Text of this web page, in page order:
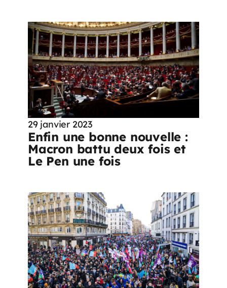
29 janvier 2023
Enfin une bonne nouvelle :
Macron battu deux fois et
Le Pen une fois